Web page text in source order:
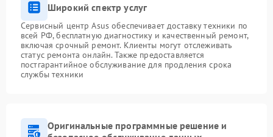
Широкий спектр услуг
Сервисный центр Asus обеспечивает доставку техники по
всей РФ, бесплатную диагностику и качественный ремонт,
включая срочный ремонт. Клиенты могут отслеживать
статус ремонта онлайн. Также предоставляется
постгарантийное обслуживание для продления срока
службы техники
Оригинальные программные решение и